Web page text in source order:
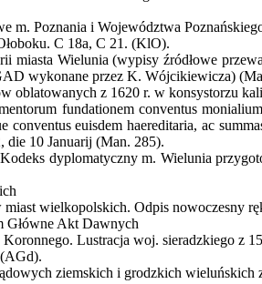
m. Poznania i Województwa
C 18a, C 21. (KlO).
miasta Wielunia (wypisy źródłowe
wykonane przez K. Wójcikiewicza)
oblatowanych z 1620 r. w konsystorzu
fundationem conventus
conventus euisdem haereditaria, ac
die 10 Januarij (Man. 285).
dyplomatyczny m. Wielunia
wielkopolskich. Odpis nowoczesny
Główne Akt Dawnych
Lustracja woj. sieradzkiego z
ziemskich i grodzkich